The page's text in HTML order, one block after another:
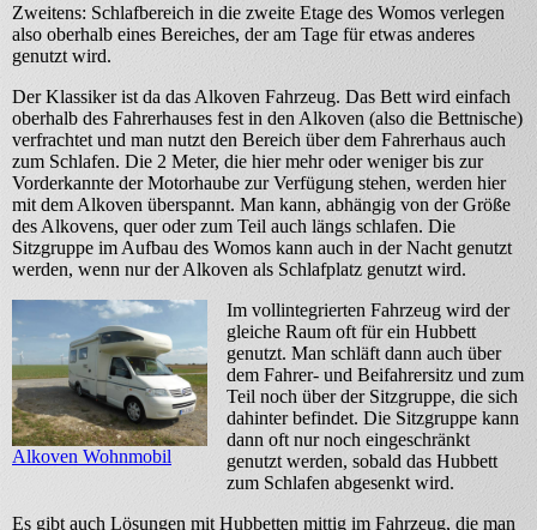
Zweitens: Schlafbereich in die zweite Etage des Womos verlegen
also oberhalb eines Bereiches, der am Tage für etwas anderes
genutzt wird.
Der Klassiker ist da das Alkoven Fahrzeug. Das Bett wird einfach
oberhalb des Fahrerhauses fest in den Alkoven (also die Bettnische)
verfrachtet und man nutzt den Bereich über dem Fahrerhaus auch
zum Schlafen. Die 2 Meter, die hier mehr oder weniger bis zur
Vorderkannte der Motorhaube zur Verfügung stehen, werden hier
mit dem Alkoven überspannt. Man kann, abhängig von der Größe
des Alkovens, quer oder zum Teil auch längs schlafen. Die
Sitzgruppe im Aufbau des Womos kann auch in der Nacht genutzt
werden, wenn nur der Alkoven als Schlafplatz genutzt wird.
Alkoven Wohnmobil
Im vollintegrierten Fahrzeug wird der
gleiche Raum oft für ein Hubbett
genutzt. Man schläft dann auch über
dem Fahrer- und Beifahrersitz und zum
Teil noch über der Sitzgruppe, die sich
dahinter befindet. Die Sitzgruppe kann
dann oft nur noch eingeschränkt
genutzt werden, sobald das Hubbett
zum Schlafen abgesenkt wird.
Es gibt auch Lösungen mit Hubbetten mittig im Fahrzeug, die man